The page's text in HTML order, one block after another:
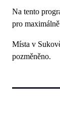
Na tento
pro
Místa v
pozměněno.